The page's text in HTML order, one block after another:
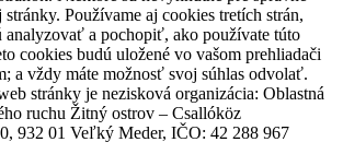
Používame aj cookies tretích strán,
analyzovať a pochopiť, ako používate túto
cookies budú uložené vo vašom prehliadači
a vždy máte možnosť svoj súhlas odvolať.
stránky je nezisková organizácia: Oblastná
ruchu Žitný ostrov – Csallóköz
932 01 Veľký Meder, IČO: 42 288 967